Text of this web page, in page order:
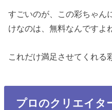
すごいのが、この彩ちゃん
けなのは、無料なんですよ
これだけ満足させてくれる
プロのクリエイタ